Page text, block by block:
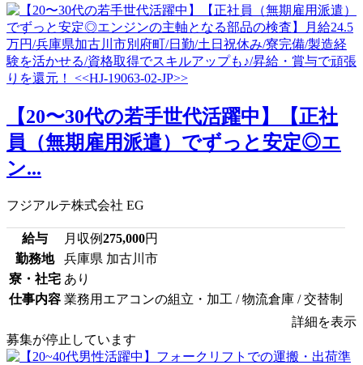
【20〜30代の若手世代活躍中】【正社
員（無期雇用派遣）でずっと安定◎エ
ン...
フジアルテ株式会社 EG
給与 月収例275,000円
勤務地
兵庫県 加古川市
寮・社宅 あり
仕事内容 業務用エアコンの組立・加工 / 物流倉庫 / 交替制
詳細を表示
募集が停止しています